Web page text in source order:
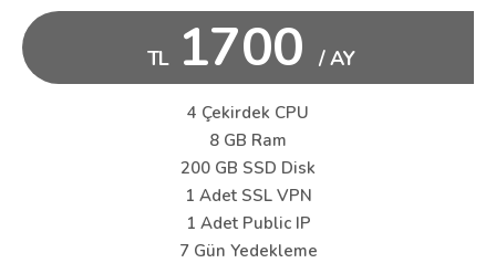
TL 1700 / AY
4 Çekirdek CPU
8 GB Ram
200 GB SSD Disk
1 Adet SSL VPN
1 Adet Public IP
7 Gün Yedekleme